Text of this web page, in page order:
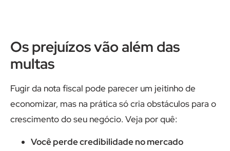
Os prejuízos vão além das
multas
Fugir da nota fiscal pode parecer um jeitinho de
economizar, mas na prática só cria obstáculos para o
crescimento do seu negócio. Veja por quê:
Você perde credibilidade no mercado